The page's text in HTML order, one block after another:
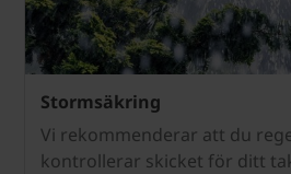
Stormsäkring
Vi rekommenderar att du
kontrollerar skicket för ditt